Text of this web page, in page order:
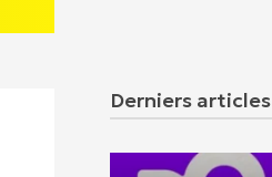
Derniers articles